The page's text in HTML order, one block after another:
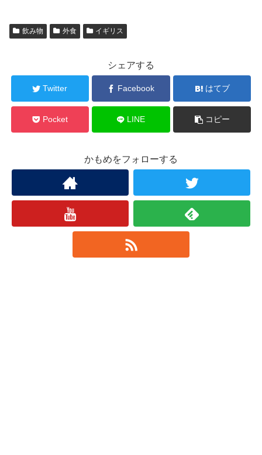
飲み物 外食 イギリス
シェアする
Twitter Facebook はてブ
Pocket LINE コピー
かもめをフォローする